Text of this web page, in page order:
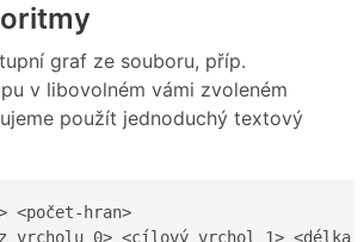
graf ze souboru, příp.
v libovolném vámi zvoleném
použít jednoduchý textový
<počet-hran>
vrcholu 0> <cílový vrchol 1>